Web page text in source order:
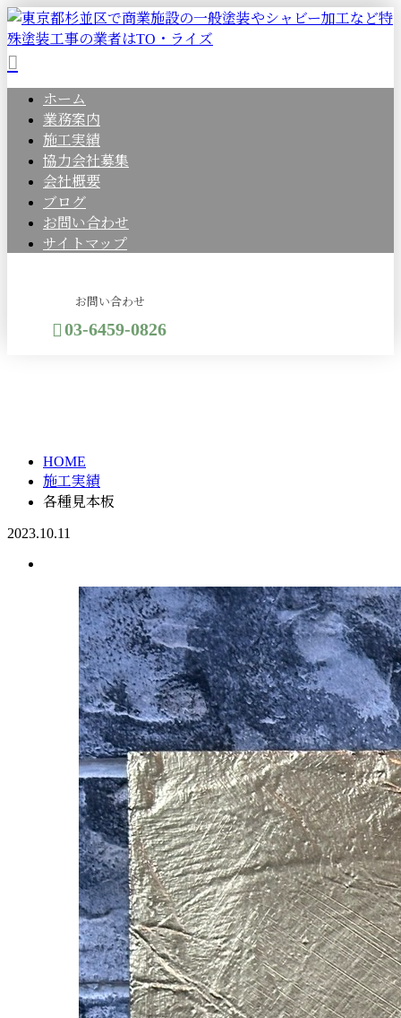
ホーム
業務案内
施工実績
協力会社募集
会社概要
ブログ
お問い合わせ
サイトマップ
お問い合わせ
03-6459-0826
HOME
施工実績
各種見本板
2023.10.11